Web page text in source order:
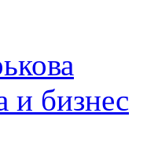
и бизнес